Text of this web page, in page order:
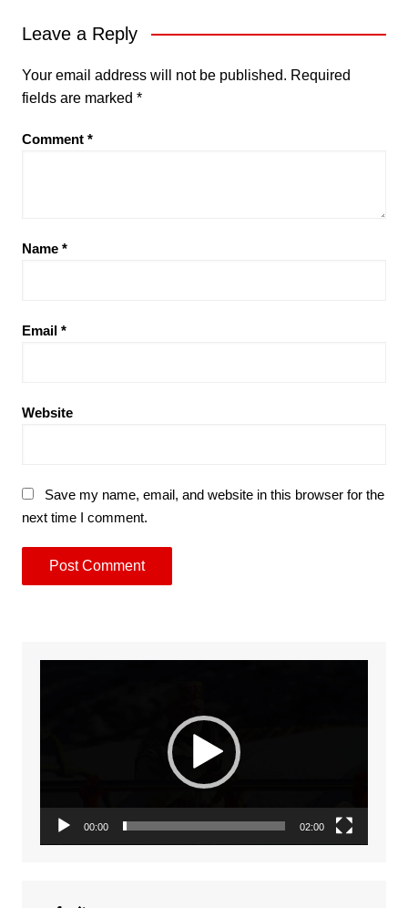
Leave a Reply
Your email address will not be published. Required
fields are marked *
Comment *
Name *
Email *
Website
Save my name, email, and website in this browser for the
next time I comment.
00:00 02:00